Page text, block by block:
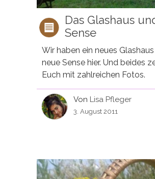
Das Glashaus
Sense
Wir haben ein neues
neue Sense hier. Und beides
Euch mit zahlreichen Fotos.
Von Lisa Pfleger
3. August 2011